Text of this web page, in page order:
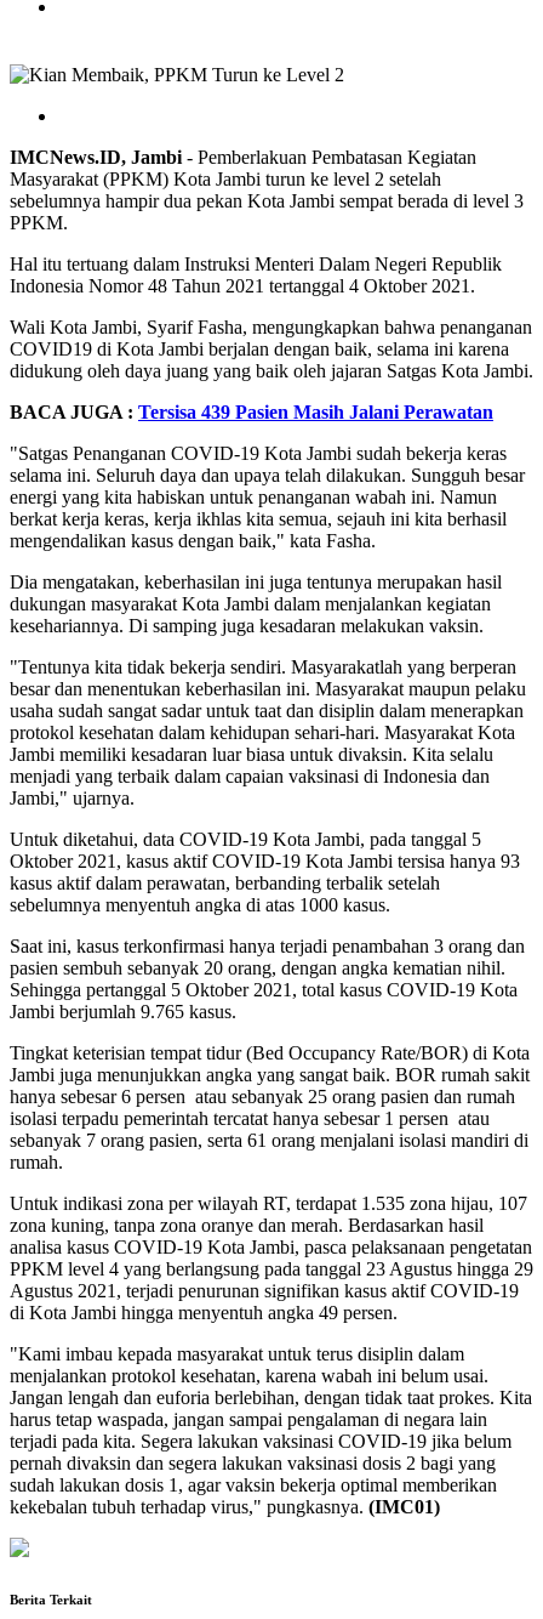
IMCNews.ID, Jambi - Pemberlakuan Pembatasan Kegiatan
Masyarakat (PPKM) Kota Jambi turun ke level 2 setelah
sebelumnya hampir dua pekan Kota Jambi sempat berada di level 3
PPKM.
Hal itu tertuang dalam Instruksi Menteri Dalam Negeri Republik
Indonesia Nomor 48 Tahun 2021 tertanggal 4 Oktober 2021.
Wali Kota Jambi, Syarif Fasha, mengungkapkan bahwa penanganan
COVID19 di Kota Jambi berjalan dengan baik, selama ini karena
didukung oleh daya juang yang baik oleh jajaran Satgas Kota Jambi.
BACA JUGA : Tersisa 439 Pasien Masih Jalani Perawatan
"Satgas Penanganan COVID-19 Kota Jambi sudah bekerja keras
selama ini. Seluruh daya dan upaya telah dilakukan. Sungguh besar
energi yang kita habiskan untuk penanganan wabah ini. Namun
berkat kerja keras, kerja ikhlas kita semua, sejauh ini kita berhasil
mengendalikan kasus dengan baik," kata Fasha.
Dia mengatakan, keberhasilan ini juga tentunya merupakan hasil
dukungan masyarakat Kota Jambi dalam menjalankan kegiatan
kesehariannya. Di samping juga kesadaran melakukan vaksin.
"Tentunya kita tidak bekerja sendiri. Masyarakatlah yang berperan
besar dan menentukan keberhasilan ini. Masyarakat maupun pelaku
usaha sudah sangat sadar untuk taat dan disiplin dalam menerapkan
protokol kesehatan dalam kehidupan sehari-hari. Masyarakat Kota
Jambi memiliki kesadaran luar biasa untuk divaksin. Kita selalu
menjadi yang terbaik dalam capaian vaksinasi di Indonesia dan
Jambi," ujarnya.
Untuk diketahui, data COVID-19 Kota Jambi, pada tanggal 5
Oktober 2021, kasus aktif COVID-19 Kota Jambi tersisa hanya 93
kasus aktif dalam perawatan, berbanding terbalik setelah
sebelumnya menyentuh angka di atas 1000 kasus.
Saat ini, kasus terkonfirmasi hanya terjadi penambahan 3 orang dan
pasien sembuh sebanyak 20 orang, dengan angka kematian nihil.
Sehingga pertanggal 5 Oktober 2021, total kasus COVID-19 Kota
Jambi berjumlah 9.765 kasus.
Tingkat keterisian tempat tidur (Bed Occupancy Rate/BOR) di Kota
Jambi juga menunjukkan angka yang sangat baik. BOR rumah sakit
hanya sebesar 6 persen atau sebanyak 25 orang pasien dan rumah
isolasi terpadu pemerintah tercatat hanya sebesar 1 persen atau
sebanyak 7 orang pasien, serta 61 orang menjalani isolasi mandiri di
rumah.
Untuk indikasi zona per wilayah RT, terdapat 1.535 zona hijau, 107
zona kuning, tanpa zona oranye dan merah. Berdasarkan hasil
analisa kasus COVID-19 Kota Jambi, pasca pelaksanaan pengetatan
PPKM level 4 yang berlangsung pada tanggal 23 Agustus hingga 29
Agustus 2021, terjadi penurunan signifikan kasus aktif COVID-19
di Kota Jambi hingga menyentuh angka 49 persen.
"Kami imbau kepada masyarakat untuk terus disiplin dalam
menjalankan protokol kesehatan, karena wabah ini belum usai.
Jangan lengah dan euforia berlebihan, dengan tidak taat prokes. Kita
harus tetap waspada, jangan sampai pengalaman di negara lain
terjadi pada kita. Segera lakukan vaksinasi COVID-19 jika belum
pernah divaksin dan segera lakukan vaksinasi dosis 2 bagi yang
sudah lakukan dosis 1, agar vaksin bekerja optimal memberikan
kekebalan tubuh terhadap virus," pungkasnya. (IMC01)
Berita Terkait